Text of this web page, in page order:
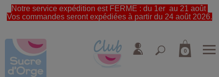
Notre service expédition est FERME : du 1er au 21 août
Vos commandes seront expédiées à partir du 24 août 2026.
0